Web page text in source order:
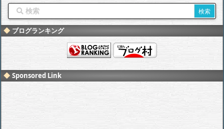
ブログランキング
Sponsored Link